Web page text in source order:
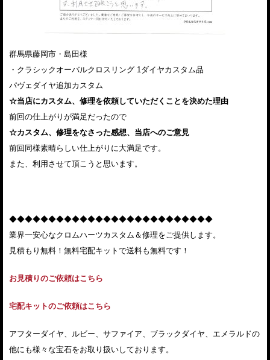
群馬県藤岡市・島田様
・クラシックオーバルクロスリング 1ダイヤカスタム品
パヴェダイヤ追加カスタム
☆当店にカスタム、修理を依頼していただくことを決めた理由
前回の仕上がりが満足だったので
☆カスタム、修理をなさった感想、当店へのご意見
前回同様素晴らしい仕上がりに大満足です。
また、利用させて頂こうと思います。
◆◆◆◆◆◆◆◆◆◆◆◆◆◆◆◆◆◆◆◆◆◆◆◆◆◆
業界一安心なクロムハーツカスタム＆修理をご提供します。
見積もり無料！無料宅配キットで送料も無料です！
お見積りのご依頼はこちら
宅配キットのご依頼はこちら
アフターダイヤ、ルビー、サファイア、ブラックダイヤ、エメラルドの
他にも様々な宝石をお取り扱いしております。